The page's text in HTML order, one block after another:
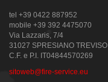
tel +39 0422 887952
mobile +39 392 4475070
Via Lazzaris, 7/4
31027 SPRESIANO TREVISO
C.F. e P.I. IT04844570269
sitoweb@fire-service.eu